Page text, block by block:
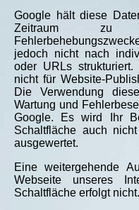
Google hält diese
Zeitraum zu
jedoch nicht nach
oder URLs
nicht für Website-
Die Verwendung
Wartung und
Google. Es wird Ihr
Schaltfläche auch
ausgewertet.
Eine weitergehende
Webseite unseres
Schaltfläche erfolgt nicht.